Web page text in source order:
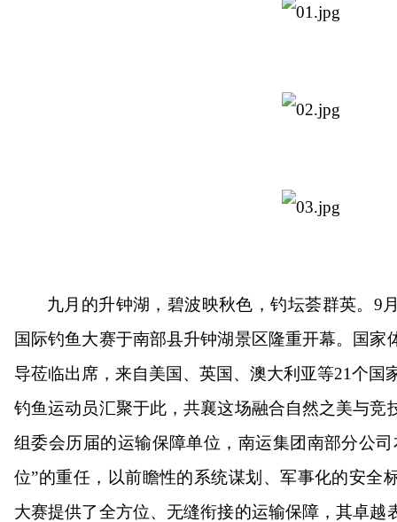
九月的升钟湖，碧波映秋色，钓坛荟群英。9
国际钓鱼大赛于南部县升钟湖景区隆重开幕。国家
导莅临出席，来自美国、英国、澳大利亚等21个国
钓鱼运动员汇聚于此，共襄这场融合自然之美与竞
组委会历届的运输保障单位，南运集团南部分公
位”的重任，以前瞻性的系统谋划、军事化的安全
大赛提供了全方位、无缝衔接的运输保障，其卓越